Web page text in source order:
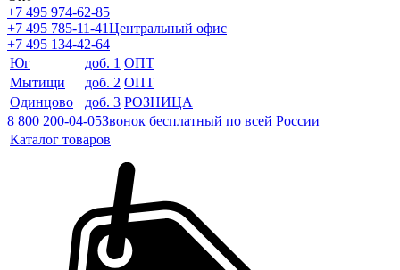
+7 495 974-62-85
+7 495 785-11-41Центральный офис
+7 495 134-42-64
Юг
доб. 1 ОПТ
Мытищи
доб. 2 ОПТ
Одинцово
доб. 3 РОЗНИЦА
8 800 200-04-05Звонок бесплатный по всей России
Каталог товаров